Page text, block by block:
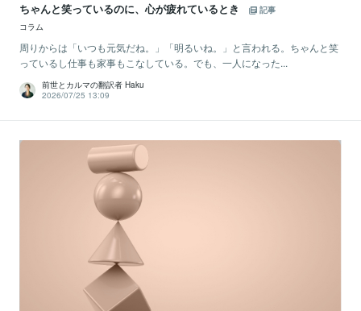
ちゃんと笑っているのに、心が疲れているとき
記事
コラム
周りからは「いつも元気だね。」「明るいね。」と言われる。ちゃんと笑
っているし仕事も家事もこなしている。でも、一人になった...
前世とカルマの翻訳者 Haku
2026/07/25 13:09